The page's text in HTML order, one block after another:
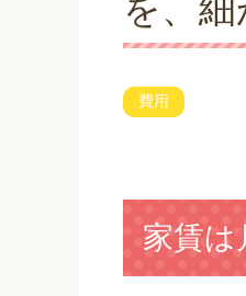
を、細
費用
家賃は